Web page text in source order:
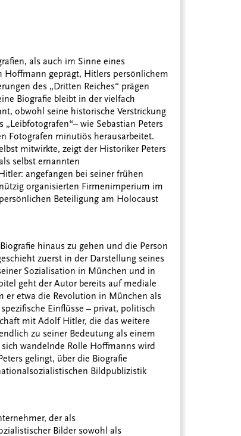
als auch im Sinne eines
Hoffmann geprägt, Hitlers persönlichem
des „Dritten Reiches“ prägen
Biografie bleibt in der vielfach
obwohl seine historische Verstrickung
wie Sebastian Peters
Fotografen minutiös herausarbeitet.
mitwirkte, zeigt der Historiker Peters
selbst ernannten
angefangen bei seiner frühen
organisierten Firmenimperium im
Beteiligung am Holocaust
hinaus zu gehen und die Person
zuerst in der Darstellung seines
Sozialisation in München und in
geht der Autor bereits auf mediale
er etwa die Revolution in München als
Einflüsse – privat, politisch
mit Adolf Hitler, die das weitere
zu seiner Bedeutung als einem
wandelnde Rolle Hoffmanns wird
gelingt, über die Biografie
Bildpublizistik
der als
Bilder sowohl als